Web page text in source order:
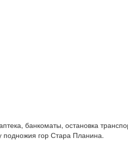
банкоматы, остановка
подножия гор Стара Планина.